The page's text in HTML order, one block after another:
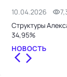
10.04.2026
Структуры
34,95%
НОВОСТЬ